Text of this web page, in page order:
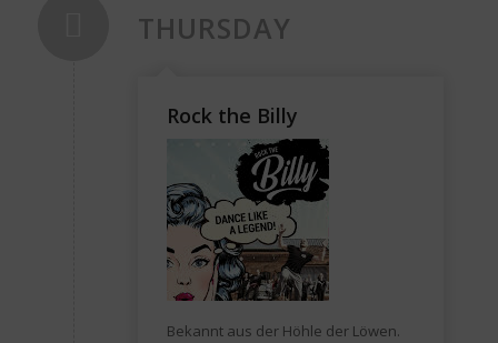
THURSDAY
Rock the Billy
Bekannt aus der Höhle der Löwen.